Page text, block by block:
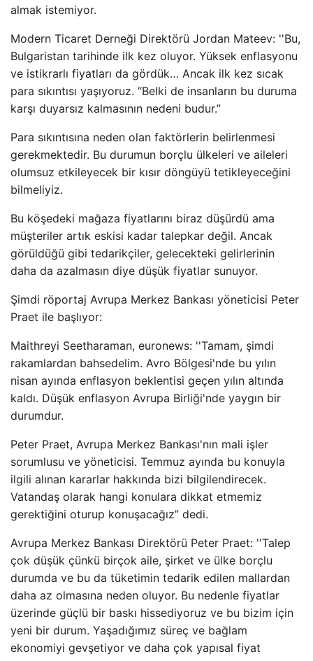
almak istemiyor.
Modern Ticaret Derneği Direktörü Jordan Mateev: ''Bu,
Bulgaristan tarihinde ilk kez oluyor. Yüksek enflasyonu
ve istikrarlı fiyatları da gördük… Ancak ilk kez sıcak
para sıkıntısı yaşıyoruz. “Belki de insanların bu duruma
karşı duyarsız kalmasının nedeni budur.”
Para sıkıntısına neden olan faktörlerin belirlenmesi
gerekmektedir. Bu durumun borçlu ülkeleri ve aileleri
olumsuz etkileyecek bir kısır döngüyü tetikleyeceğini
bilmeliyiz.
Bu köşedeki mağaza fiyatlarını biraz düşürdü ama
müşteriler artık eskisi kadar talepkar değil. Ancak
görüldüğü gibi tedarikçiler, gelecekteki gelirlerinin
daha da azalmasın diye düşük fiyatlar sunuyor.
Şimdi röportaj Avrupa Merkez Bankası yöneticisi Peter
Praet ile başlıyor:
Maithreyi Seetharaman, euronews: ''Tamam, şimdi
rakamlardan bahsedelim. Avro Bölgesi'nde bu yılın
nisan ayında enflasyon beklentisi geçen yılın altında
kaldı. Düşük enflasyon Avrupa Birliği'nde yaygın bir
durumdur.
Peter Praet, Avrupa Merkez Bankası'nın mali işler
sorumlusu ve yöneticisi. Temmuz ayında bu konuyla
ilgili alınan kararlar hakkında bizi bilgilendirecek.
Vatandaş olarak hangi konulara dikkat etmemiz
gerektiğini oturup konuşacağız” dedi.
Avrupa Merkez Bankası Direktörü Peter Praet: ''Talep
çok düşük çünkü birçok aile, şirket ve ülke borçlu
durumda ve bu da tüketimin tedarik edilen mallardan
daha az olmasına neden oluyor. Bu nedenle fiyatlar
üzerinde güçlü bir baskı hissediyoruz ve bu bizim için
yeni bir durum. Yaşadığımız süreç ve bağlam
ekonomiyi gevşetiyor ve daha çok yapısal fiyat